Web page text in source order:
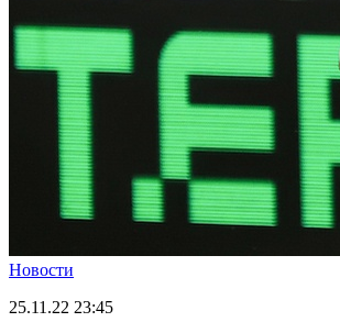
Новости
25.11.22 23:45